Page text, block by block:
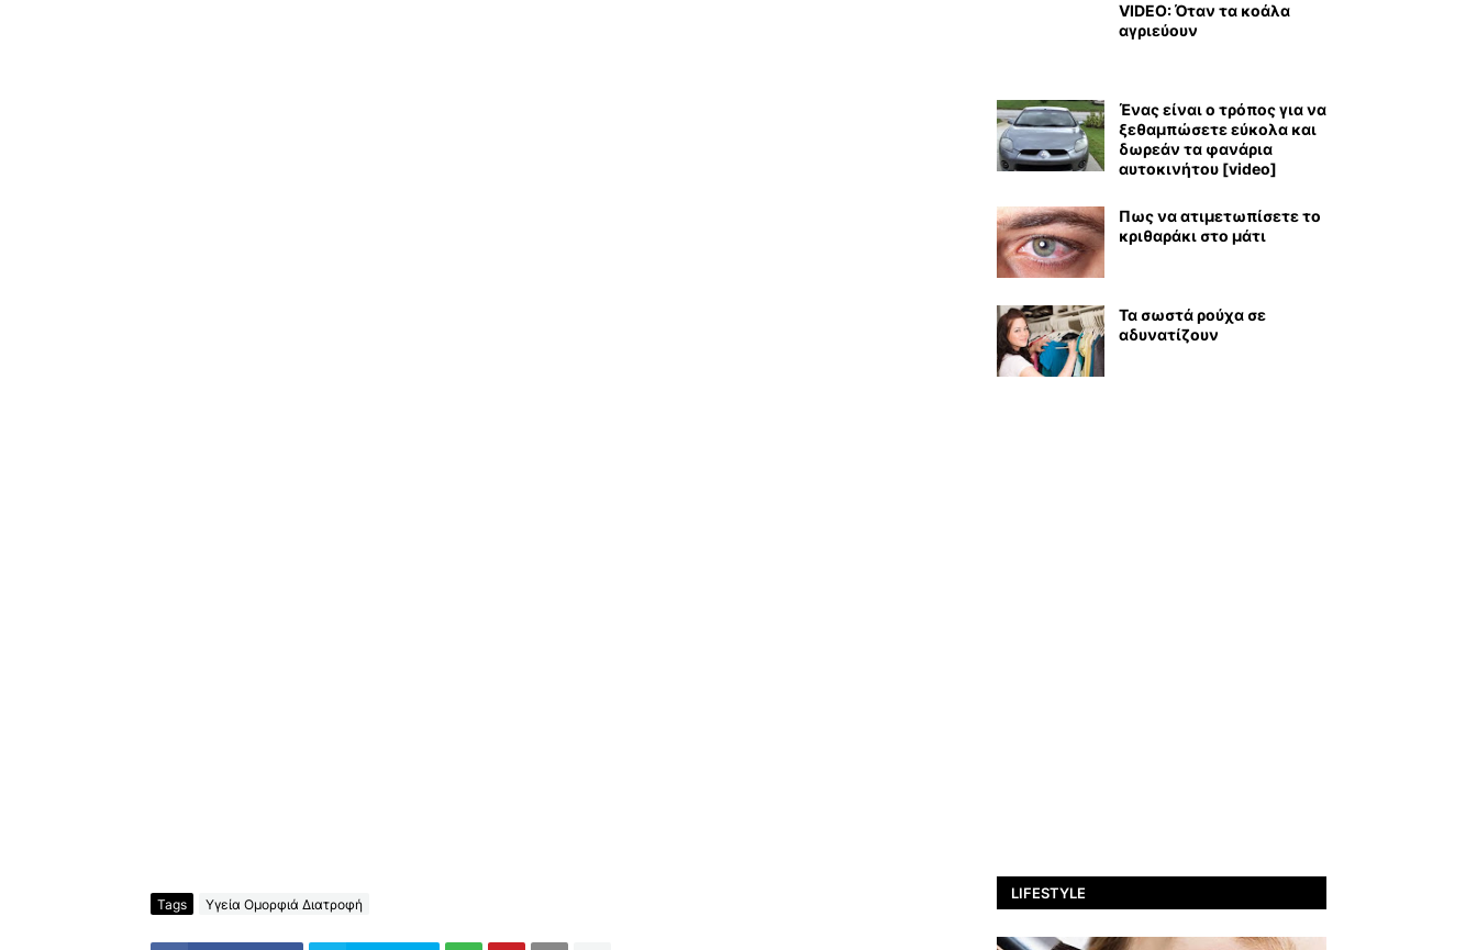
Tags Υγεία Ομορφιά Διατροφή
VIDEO: Όταν τα κοάλα
αγριεύουν
Ένας είναι ο τρόπος για να
ξεθαμπώσετε εύκολα και
δωρεάν τα φανάρια
αυτοκινήτου [video]
Πως να ατιμετωπίσετε το
κριθαράκι στο μάτι
Τα σωστά ρούχα σε
αδυνατίζουν
LIFESTYLE